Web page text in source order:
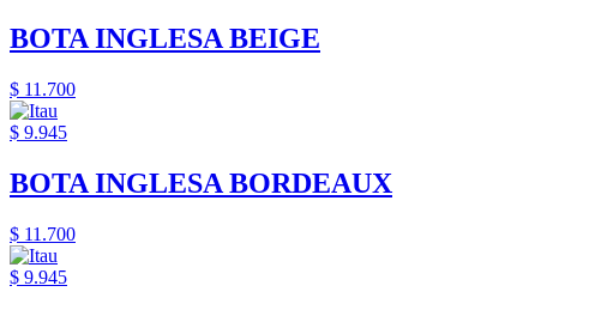
BOTA INGLESA BEIGE
$ 11.700
$ 9.945
BOTA INGLESA BORDEAUX
$ 11.700
$ 9.945